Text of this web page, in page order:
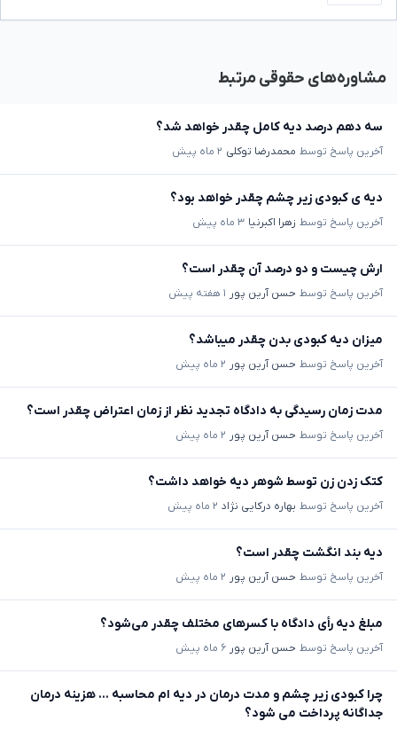
مشاوره‌های حقوقی مرتبط
سه دهم درصد دیه کامل چقدر خواهد شد؟
آخرین پاسخ توسط محمدرضا توکلی ۲ ماه پیش
دیه ی کبودی زیر چشم چقدر خواهد بود؟
آخرین پاسخ توسط زهرا اکبرنیا ۳ ماه پیش
ارش چیست و دو درصد آن چقدر است؟
آخرین پاسخ توسط حسن آرین پور ۱ هفته پیش
میزان دیه کبودی بدن چقدر میباشد؟
آخرین پاسخ توسط حسن آرین پور ۲ ماه پیش
مدت زمان رسیدگی به دادگاه تجدید نظر از زمان اعتراض چقدر است؟
آخرین پاسخ توسط حسن آرین پور ۲ ماه پیش
کتک زدن زن توسط شوهر دیه خواهد داشت؟
آخرین پاسخ توسط بهاره درکایی نژاد ۲ ماه پیش
دیه بند انگشت چقدر است؟
آخرین پاسخ توسط حسن آرین پور ۲ ماه پیش
مبلغ دیه رأی دادگاه با کسرهای مختلف چقدر می‌شود؟
آخرین پاسخ توسط حسن آرین پور ۶ ماه پیش
چرا کبودی زیر چشم و مدت درمان در دیه ام محاسبه ... هزینه درمان
جداگانه پرداخت می شود؟